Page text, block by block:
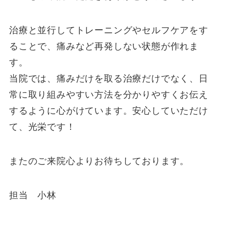
治療と並行してトレーニングやセルフケアをす
ることで、痛みなど再発しない状態が作れま
す。
当院では、痛みだけを取る治療だけでなく、日
常に取り組みやすい方法を分かりやすくお伝え
するように心がけています。安心していただけ
て、光栄です！
またのご来院心よりお待ちしております。
担当 小林